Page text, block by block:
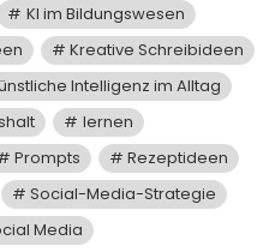
KI im Bildungswesen
Kreative Schreibideen
Intelligenz im Alltag
lernen
Prompts
Rezeptideen
Social-Media-Strategie
Media